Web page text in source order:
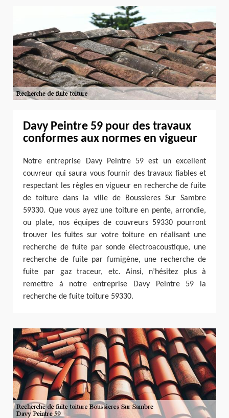
Davy Peintre 59 pour des travaux
conformes aux normes en vigueur
Notre entreprise Davy Peintre 59 est un excellent
couvreur qui saura vous fournir des travaux fiables et
respectant les règles en vigueur en recherche de fuite
de toiture dans la ville de Boussieres Sur Sambre
59330. Que vous ayez une toiture en pente, arrondie,
ou plate, nos équipes de couvreurs 59330 pourront
trouver les fuites sur votre toiture en réalisant une
recherche de fuite par sonde électroacoustique, une
recherche de fuite par fumigène, une recherche de
fuite par gaz traceur, etc. Ainsi, n’hésitez plus à
remettre à notre entreprise Davy Peintre 59 la
recherche de fuite toiture 59330.